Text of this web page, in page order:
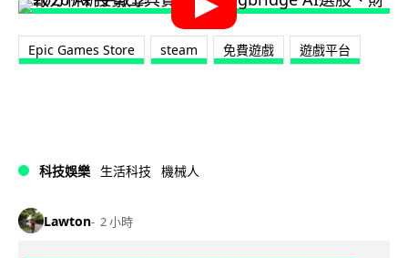
Epic Games Store steam 免費遊戲 遊戲平台
科技娛樂 生活科技 機械人
Lawton 2 小時